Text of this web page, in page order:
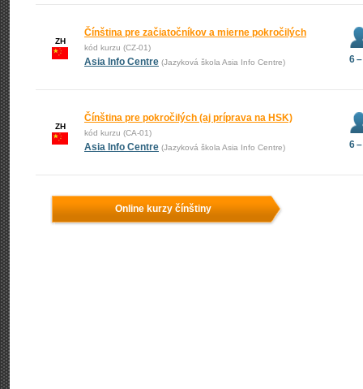
ZH
Čínština pre začiatočníkov a mierne pokročilých
kód kurzu (CZ-01)
Asia Info Centre (Jazyková škola Asia Info Centre) 6
ZH
Čínština pre pokročilých (aj príprava na HSK)
kód kurzu (CA-01)
Asia Info Centre (Jazyková škola Asia Info Centre) 6
Online kurzy čínštiny